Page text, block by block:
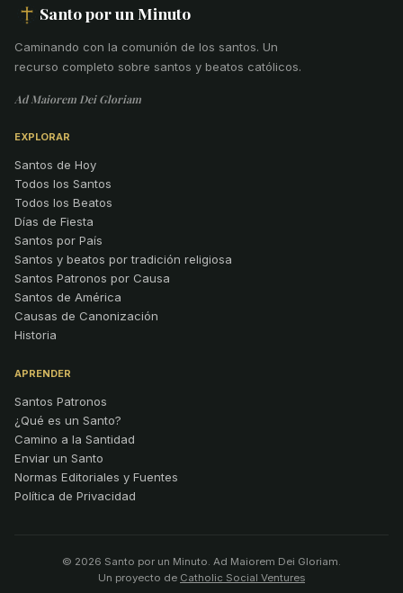
Santo por un Minuto
Caminando con la comunión de los santos. Un
recurso completo sobre santos y beatos católicos.
Ad Maiorem Dei Gloriam
EXPLORAR
Santos de Hoy
Todos los Santos
Todos los Beatos
Días de Fiesta
Santos por País
Santos y beatos por tradición religiosa
Santos Patronos por Causa
Santos de América
Causas de Canonización
Historia
APRENDER
Santos Patronos
¿Qué es un Santo?
Camino a la Santidad
Enviar un Santo
Normas Editoriales y Fuentes
Política de Privacidad
© 2026 Santo por un Minuto. Ad Maiorem Dei Gloriam.
Un proyecto de Catholic Social Ventures